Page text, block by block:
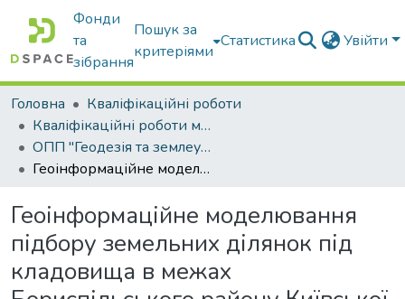
Фонди
та
зібрання
Пошук за
критеріями
Статистика Увійти
Головна
Кваліфікаційні роботи
Кваліфікаційні роботи магістрів
ОПП "Геодезія та землеустрій"
Геоінформаційне моделювання підбору земельних ділянок під кладовища в межах Бориспільського району Київської області
Геоінформаційне моделювання
підбору земельних ділянок під
кладовища в межах